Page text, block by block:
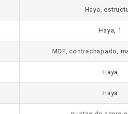
Haya,
Haya, 1
MDF, contrachapado,
Haya
Haya